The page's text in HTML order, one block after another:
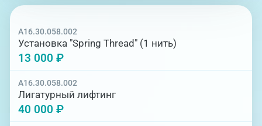
A16.30.058.002
Установка "Spring Thread" (1 нить)
13 000 ₽
A16.30.058.002
Лигатурный лифтинг
40 000 ₽